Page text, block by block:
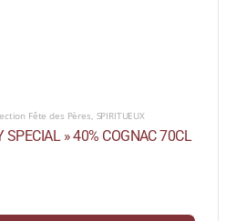
Fête des Pères SPIRITUEUX
SPECIAL » 40% COGNAC 70CL